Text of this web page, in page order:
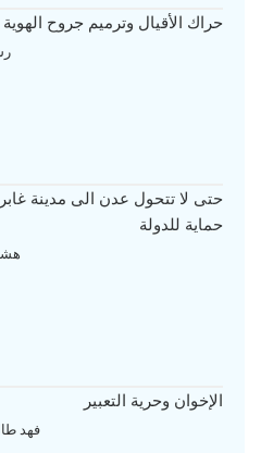
حراك الأقيال وترميم جروح الهوية
حتى لا تتحول عدن الى مدينة
حماية للدولة
الإخوان وحرية التعبير
فهد